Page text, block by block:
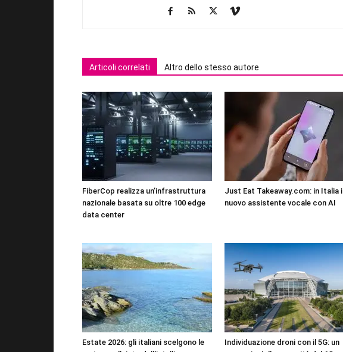
Articoli correlati Altro dello stesso autore
FiberCop realizza un’infrastruttura
nazionale basata su oltre 100 edge
data center
Just Eat Takeaway.com: in Italia il
nuovo assistente vocale con AI
Estate 2026: gli italiani scelgono le
Individuazione droni con il 5G: un